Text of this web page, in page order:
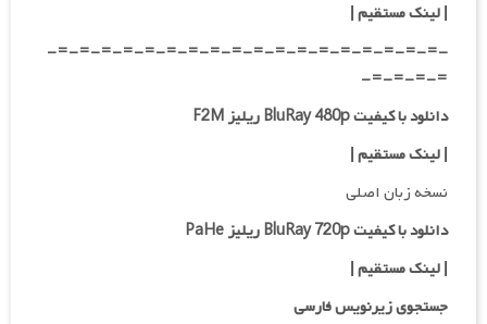
| لینک مستقیم|
-=-=-=-=-=-=-=-=-=-=-=-=-=-=-=-=-=-=-
=-=-=-=-
دانلود با کیفیت BluRay 480p ریلیز F2M
| لینک مستقیم|
نسخه زبان اصلی
دانلود با کیفیت BluRay 720p ریلیز PaHe
| لینک مستقیم|
جستجوی زیرنویس فارسی